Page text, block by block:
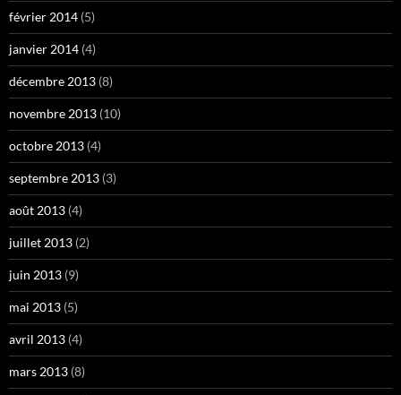
février 2014 (5)
janvier 2014 (4)
décembre 2013 (8)
novembre 2013 (10)
octobre 2013 (4)
septembre 2013 (3)
août 2013 (4)
juillet 2013 (2)
juin 2013 (9)
mai 2013 (5)
avril 2013 (4)
mars 2013 (8)